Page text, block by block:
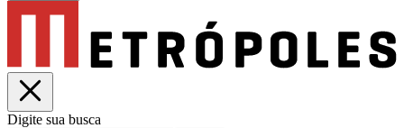
Digite sua busca